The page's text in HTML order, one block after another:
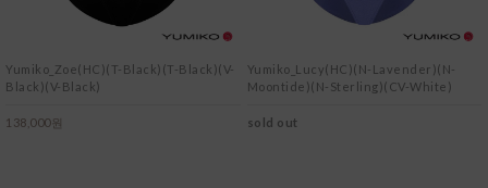
Yumiko_Zoe(HC)(T-Black)(T-Black)(V-
Black)(V-Black)
138,000원
Yumiko_Lucy(HC)(N-Lavender)(N-
Moontide)(N-Sterling)(CV-White)
sold out